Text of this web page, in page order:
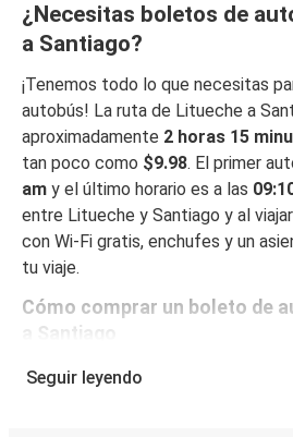
¿Necesitas boletos de
a Santiago?
¡Tenemos todo lo que necesitas
autobús! La ruta de Litueche a
aproximadamente 2 horas 15
tan poco como $9.98. El primer
am y el último horario es a las
entre Litueche y Santiago y al
con Wi-Fi gratis, enchufes y un
tu viaje.
Cómo comprar un boleto de
a Santiago
Reservar un boleto con FlixBus es
Seguir leyendo